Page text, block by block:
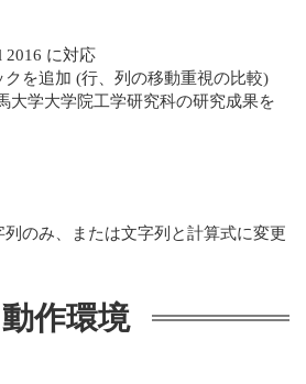
2016 に対応
クを追加 (行、列の移動重視の比較)
大学大学院工学研究科の研究成果を
のみ、または文字列と計算式に変更
動作環境